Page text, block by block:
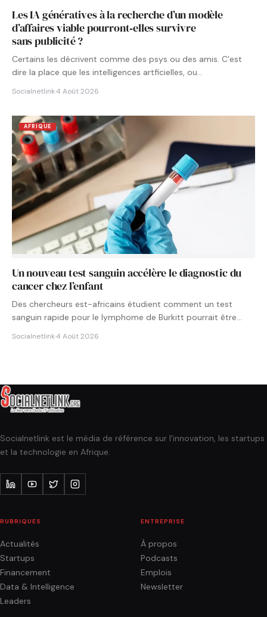
Les IA génératives à la recherche d’un modèle
d’affaires viable pourront‑elles survivre
sans publicité ?
Certains les décrivent comme des psys ou des amis. C’est
dire la place que les intelligences artficielles, ou…
Socialnetlink·4 Août 2026
AFRIQUE
Un nouveau test sanguin accélère le diagnostic du
cancer chez l’enfant
Des chercheurs est-africains étudient comment un test
sanguin rapide pour le lymphome de Burkitt pourrait être
Socialnetlink·4 Août 2026
Socialnetlink est le média de référence sur l'innovation, les startups
et la technologie en Afrique.
RUBRIQUES
Actualités
Startups
Financement
Data & Intelligence
Leaders
ENTREPRISE
À propos
Podcasts
Emplois
Newsletter